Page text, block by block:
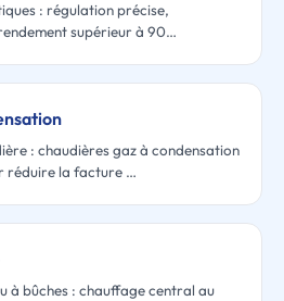
: régulation précise,
supérieur à 90…
: chaudières gaz à condensation
réduire la facture …
à bûches : chauffage central au